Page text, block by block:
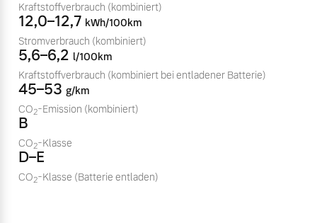
Editionsmodelle
Jetzt kennenlernen
Mehr erfahren
Frühjahrscheck
Entdecken Sie unsere
Mehr erfahren
Finanzierung & Leasing
Kraftstoffverbrauch (kombiniert)
12,0–12,7 kWh/100km
Stromverbrauch (kombiniert)
5,6–6,2 l/100km
Kraftstoffverbrauch (kombiniert bei entladener Batterie)
45–53 g/km
CO2-Emission (kombiniert)
B
CO2-Klasse
D–E
CO2-Klasse (Batterie entladen)